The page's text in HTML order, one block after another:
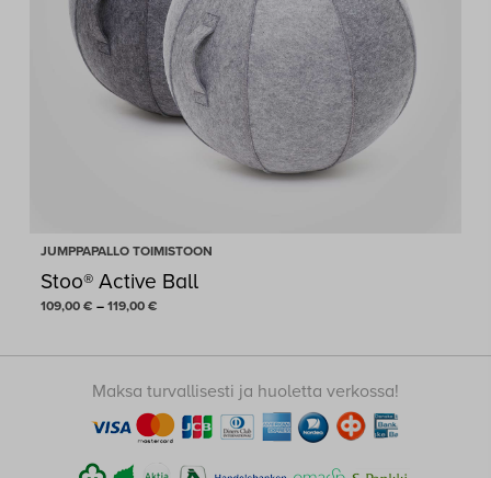
JUMPPAPALLO TOIMISTOON
Stoo® Active Ball
109,00 € – 119,00 €Hintaluokka:
-
Maksa turvallisesti ja huoletta verkossa!